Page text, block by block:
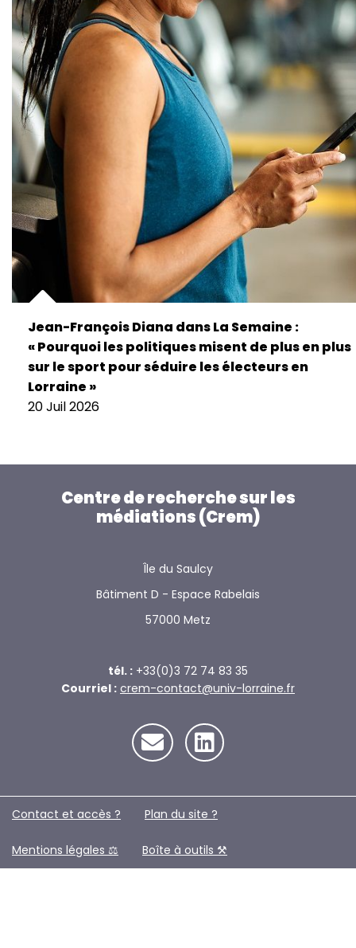
Jean-François Diana dans La Semaine :
« Pourquoi les politiques misent de plus en plus
sur le sport pour séduire les électeurs en
Lorraine »
20 Juil 2026
Centre de recherche sur les
médiations (Crem)
Île du Saulcy
Bâtiment D - Espace Rabelais
57000 Metz
tél. : +33(0)3 72 74 83 35
Courriel : crem-contact@univ-lorraine.fr
Contact et accès ? Plan du site ?️
Mentions légales ⚖️ Boîte à outils ⚒️